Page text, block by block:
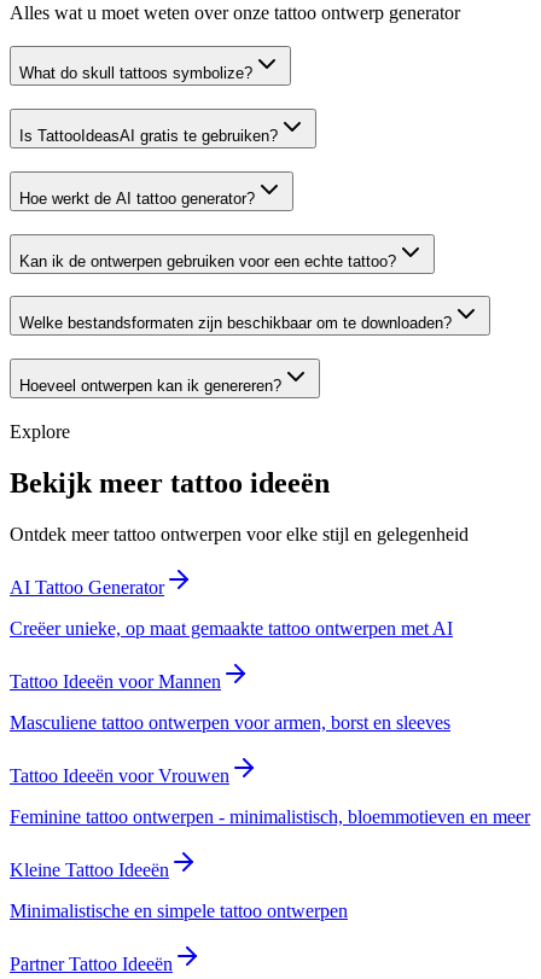
Alles wat u moet weten over onze tattoo ontwerp generator
What do skull tattoos symbolize?
Is TattooIdeasAI gratis te gebruiken?
Hoe werkt de AI tattoo generator?
Kan ik de ontwerpen gebruiken voor een echte tattoo?
Welke bestandsformaten zijn beschikbaar om te downloaden?
Hoeveel ontwerpen kan ik genereren?
Explore
Bekijk meer tattoo ideeën
Ontdek meer tattoo ontwerpen voor elke stijl en gelegenheid
AI Tattoo Generator
Creëer unieke, op maat gemaakte tattoo ontwerpen met AI
Tattoo Ideeën voor Mannen
Masculiene tattoo ontwerpen voor armen, borst en sleeves
Tattoo Ideeën voor Vrouwen
Feminine tattoo ontwerpen - minimalistisch, bloemmotieven en meer
Kleine Tattoo Ideeën
Minimalistische en simpele tattoo ontwerpen
Partner Tattoo Ideeën